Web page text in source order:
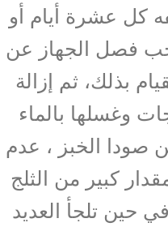
كل عشرة أيام أو
فصل الجهاز عن
بذلك، ثم إزالة
وغسلها بالماء
صودا الخبز ، عدم
كبير من الثلج
حين تلجأ العديد